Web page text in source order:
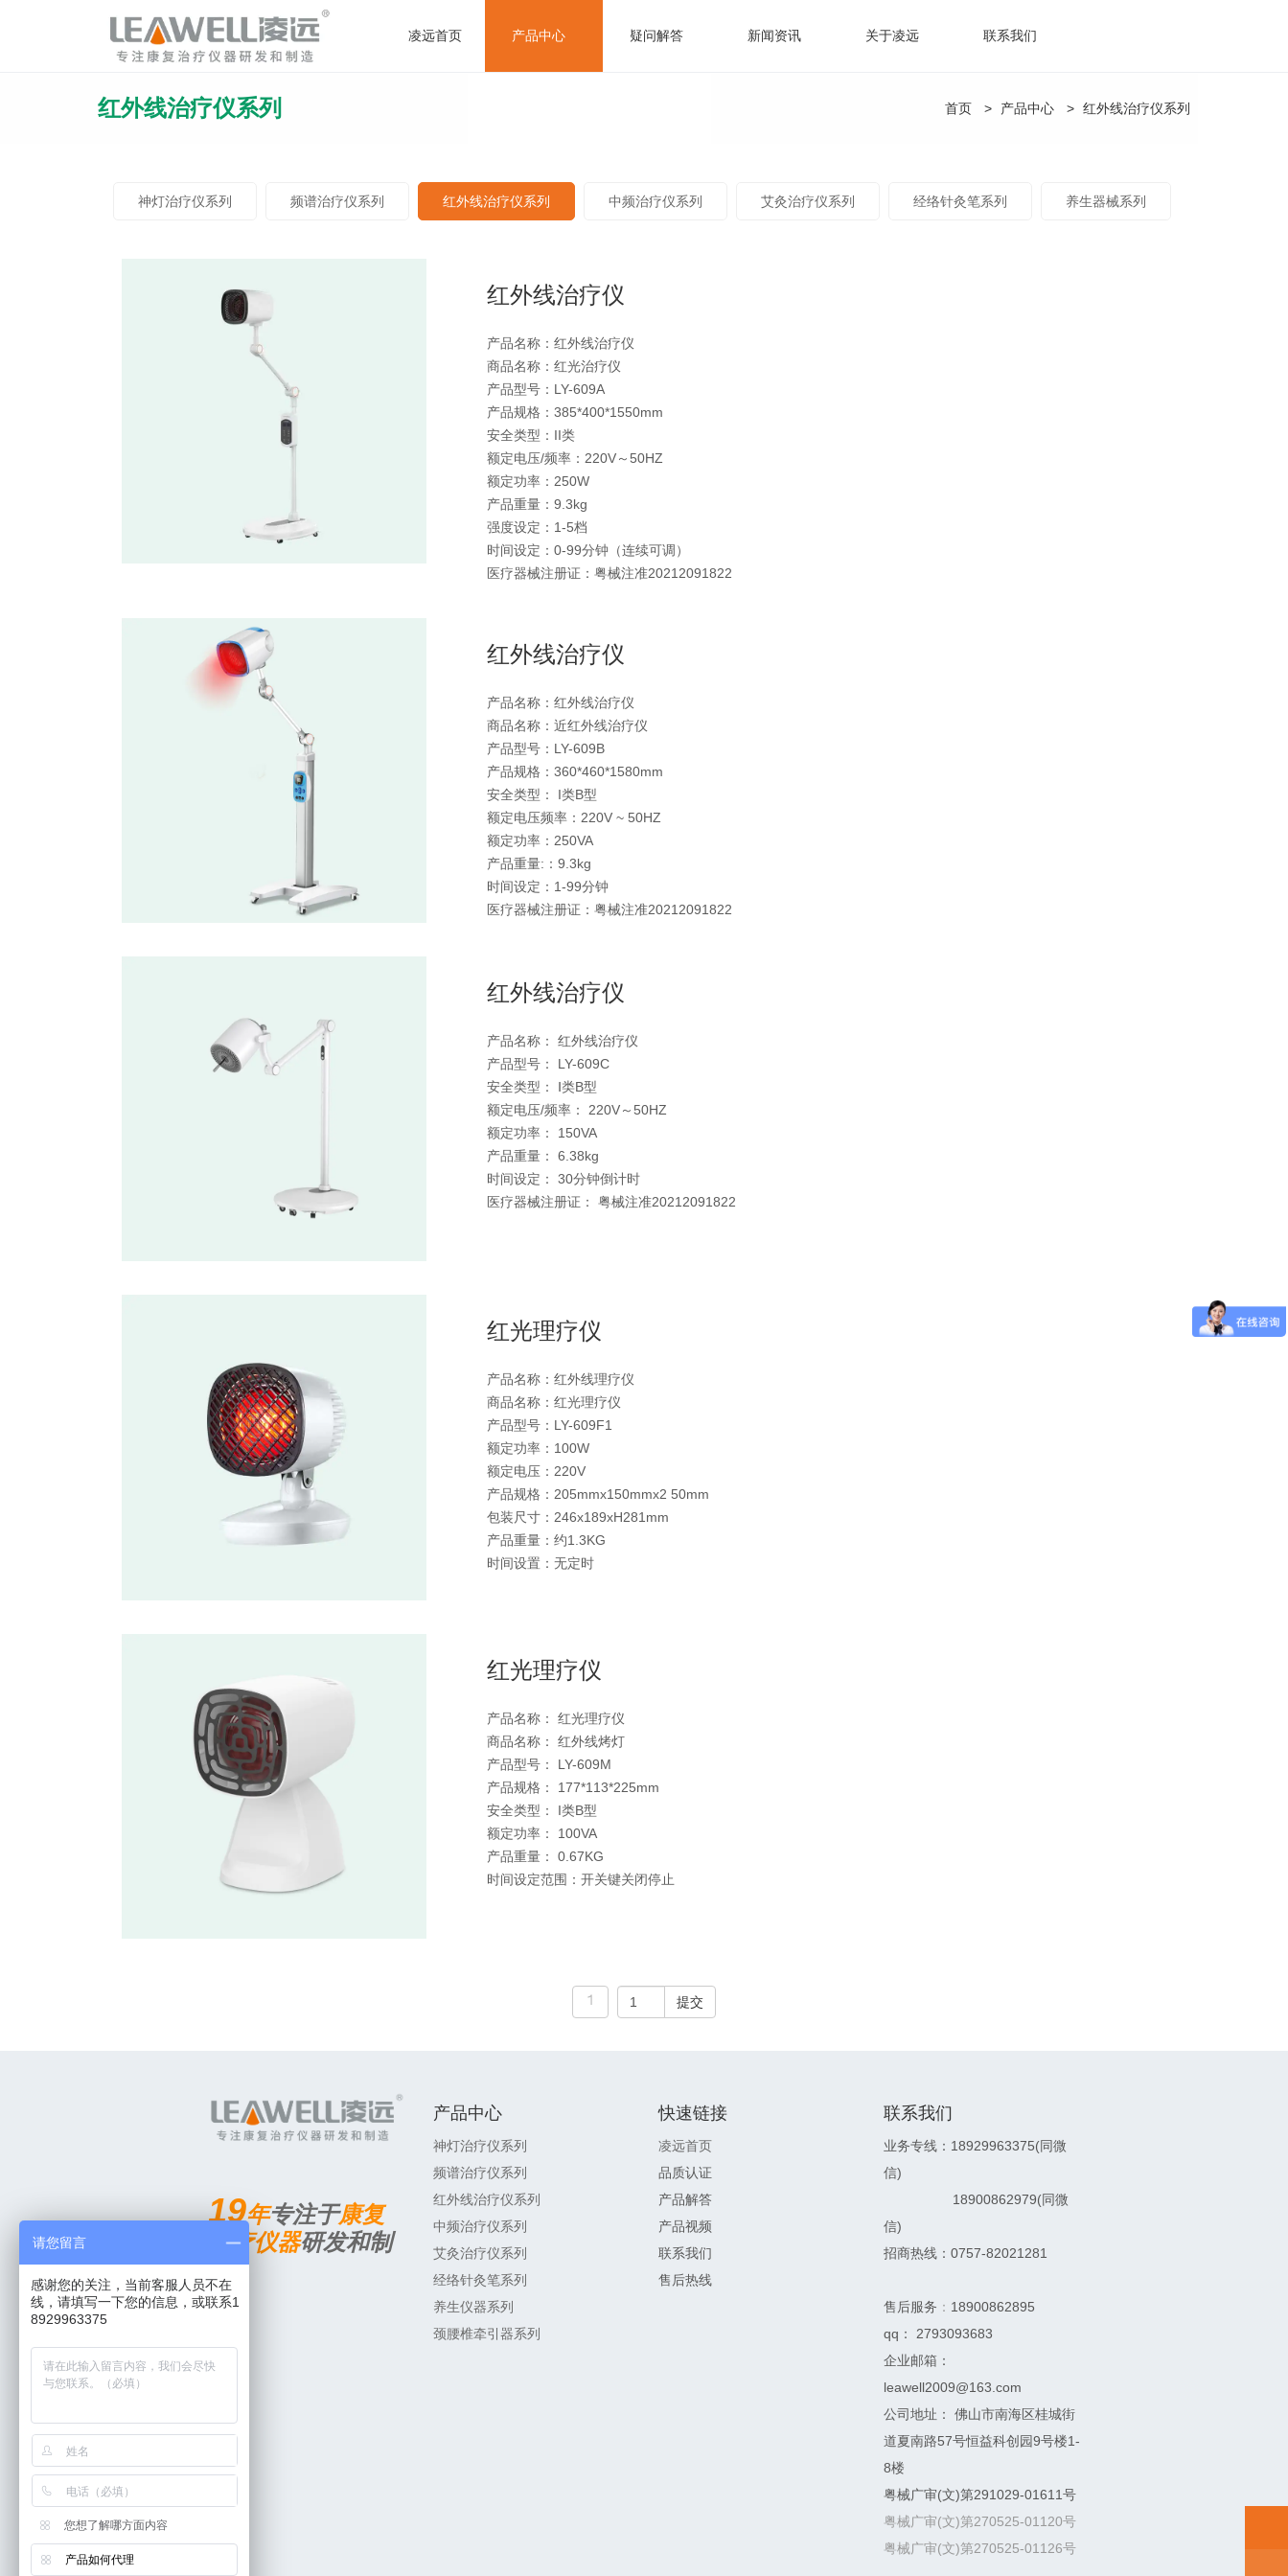
凌远首页
产品中心 疑问解答 新闻资讯 关于凌远 联系我们
红外线治疗仪系列
艾灸治疗仪
健康资讯
品质认证
产品发展
加盟服务
红外线治疗仪系列 首页 > 产品中心 > 红外线治疗仪系列
神灯治疗仪系列 频谱治疗仪系列 红外线治疗仪系列 中频治疗仪系列 艾灸治疗仪系列 经络针灸笔系列 养生器械系列
红外线治疗仪
产品名称：红外线治疗仪
商品名称：红光治疗仪
产品型号：LY-609A
产品规格：385*400*1550mm
安全类型：II类
额定电压/频率：220V～50HZ
额定功率：250W
产品重量：9.3kg
强度设定：1-5档
时间设定：0-99分钟（连续可调）
医疗器械注册证：粤械注准20212091822
红外线治疗仪
产品名称：红外线治疗仪
商品名称：近红外线治疗仪
产品型号：LY-609B
产品规格：360*460*1580mm
安全类型： I类B型
额定电压频率：220V ~ 50HZ
额定功率：250VA
产品重量:：9.3kg
时间设定：1-99分钟
医疗器械注册证：粤械注准20212091822
红外线治疗仪
产品名称： 红外线治疗仪
产品型号： LY-609C
安全类型： Ⅰ类B型
额定电压/频率： 220V～50HZ
额定功率： 150VA
产品重量： 6.38kg
时间设定： 30分钟倒计时
医疗器械注册证： 粤械注准20212091822
红光理疗仪
产品名称：红外线理疗仪
商品名称：红光理疗仪
产品型号：LY-609F1
额定功率：100W
额定电压：220V
产品规格：205mmx150mmx2 50mm
包装尺寸：246x189xH281mm
产品重量：约1.3KG
时间设置：无定时
红光理疗仪
产品名称： 红光理疗仪
商品名称： 红外线烤灯
产品型号： LY-609M
产品规格： 177*113*225mm
安全类型： I类B型
额定功率： 100VA
产品重量： 0.67KG
时间设定范围：开关键关闭停止
1
19年专注于康复
治疗仪器研发和制
造
产品中心
神灯治疗仪系列
频谱治疗仪系列
红外线治疗仪系列
中频治疗仪系列
艾灸治疗仪系列
经络针灸笔系列
养生仪器系列
颈腰椎牵引器系列
快速链接
凌远首页
品质认证
产品解答
产品视频
联系我们
售后热线
联系我们
业务专线：18929963375(同微
信)
18900862979(同微
信)
招商热线：0757-82021281
售后服务 ： 18900862895
qq： 2793093683
企业邮箱：
leawell2009@163.com
公司地址： 佛山市南海区桂城街
道夏南路57号恒益科创园9号楼1-
8楼
粤械广审(文)第291029-01611号
粤械广审(文)第270525-01120号
粤械广审(文)第270525-01126号
请您留言
感谢您的关注，当前客服人员不在
线，请填写一下您的信息，或联系1
8929963375
您想了解哪方面内容
产品如何代理